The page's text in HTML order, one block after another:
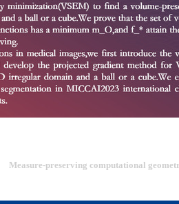
Measure-preserving computational